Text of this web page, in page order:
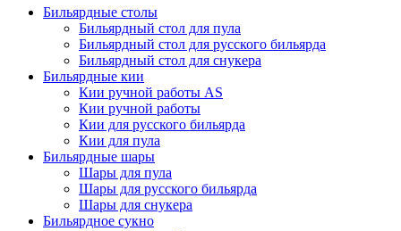
Бильярдные столы
Бильярдный стол для пула
Бильярдный стол для русского бильярда
Бильярдный стол для снукера
Бильярдные кии
Кии ручной работы AS
Кии ручной работы
Кии для русского бильярда
Кии для пула
Бильярдные шары
Шары для пула
Шары для русского бильярда
Шары для снукера
Бильярдное сукно